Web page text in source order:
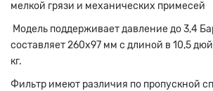
мелкой грязи и механических примесей
Модель поддерживает давление до 3,4
составляет 260х97 мм с длиной в 10,5
кг.
Фильтр имеют различия по пропускной